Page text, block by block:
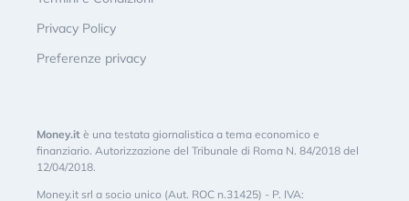
Privacy Policy
Preferenze privacy
Money.it è una testata giornalistica a tema economico e
finanziario. Autorizzazione del Tribunale di Roma N. 84/2018 del
12/04/2018.
Money.it srl a socio unico (Aut. ROC n.31425) - P. IVA: